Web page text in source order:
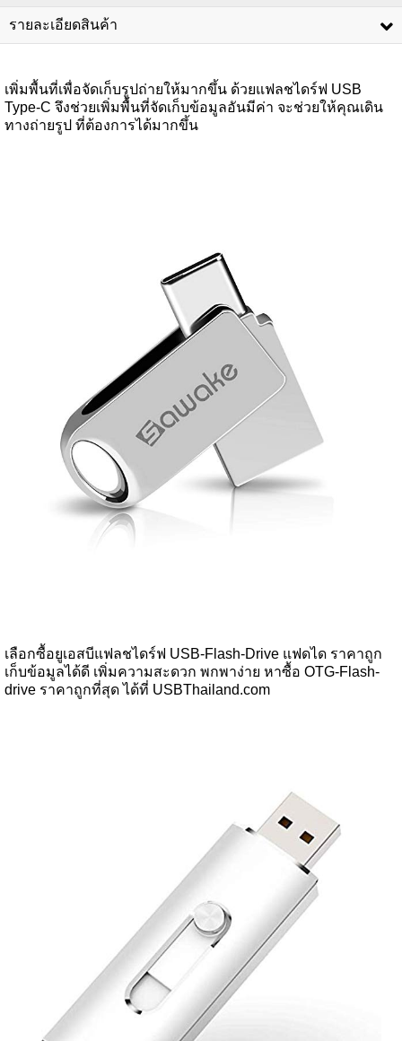
รายละเอียดสินค้า
เพิ่มพื้นที่เพื่อจัดเก็บรูปถ่ายให้มากขึ้น ด้วยแฟลชไดร์ฟ USB
Type-C จึงช่วยเพิ่มพื้นที่จัดเก็บข้อมูลอันมีค่า จะช่วยให้คุณเดิน
ทางถ่ายรูป ที่ต้องการได้มากขึ้น
เลือกซื้อยูเอสบีแฟลชไดร์ฟ USB-Flash-Drive แฟดได ราคาถูก
เก็บข้อมูลได้ดี เพิ่มความสะดวก พกพาง่าย หาซื้อ OTG-Flash-
drive ราคาถูกที่สุด ได้ที่ USBThailand.com